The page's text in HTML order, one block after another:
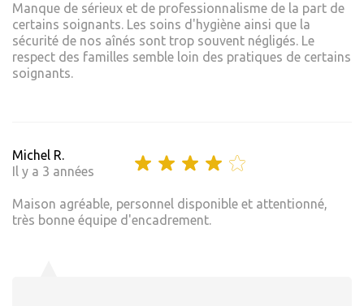
Manque de sérieux et de professionnalisme de la part de
certains soignants. Les soins d'hygiène ainsi que la
sécurité de nos aînés sont trop souvent négligés. Le
respect des familles semble loin des pratiques de certains
soignants.
Michel R.
Il y a 3 années
Maison agréable, personnel disponible et attentionné,
très bonne équipe d'encadrement.